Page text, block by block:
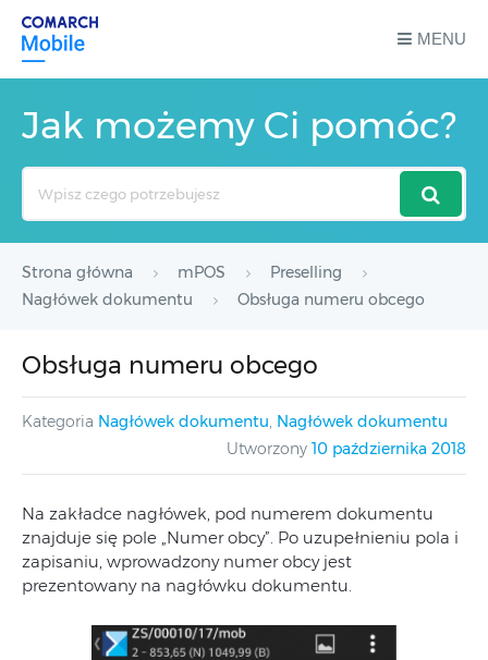
MENU
Jak możemy Ci pomóc?
Strona główna mPOS
Preselling
Nagłówek dokumentu
Obsługa numeru obcego
Obsługa numeru obcego
Kategoria Nagłówek dokumentu, Nagłówek dokumentu
Utworzony 10 października 2018
Na zakładce nagłówek, pod numerem dokumentu
znajduje się pole „Numer obcy”. Po uzupełnieniu pola i
zapisaniu, wprowadzony numer obcy jest
prezentowany na nagłówku dokumentu.